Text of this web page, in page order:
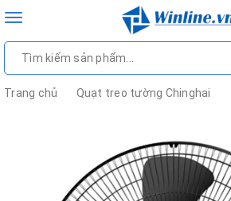
Toggle
Trang chủ Quạt treo tường Chinghai